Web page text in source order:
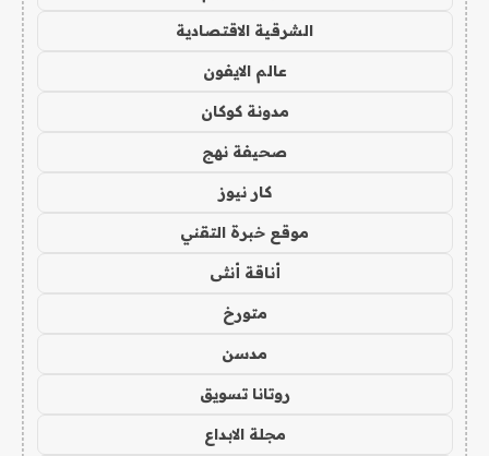
الشرقية الاقتصادية
عالم الايفون
مدونة كوكان
صحيفة نهج
كار نيوز
موقع خبرة التقني
أناقة أنثى
متورخ
مدسن
روتانا تسويق
مجلة الابداع